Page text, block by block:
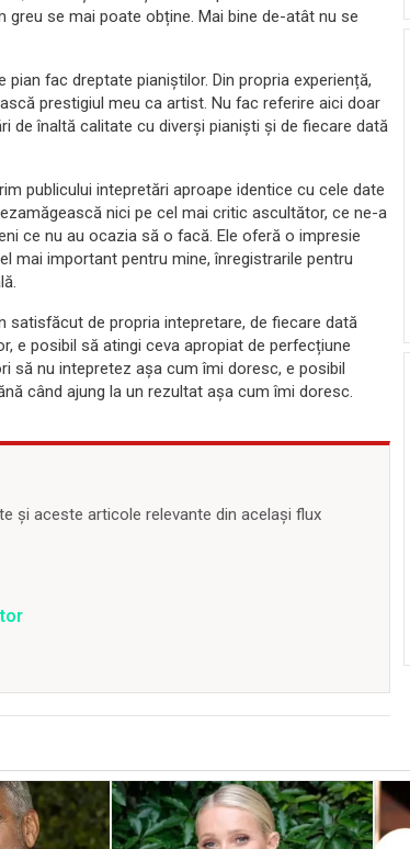
greu se mai poate obține. Mai bine de-atât nu se
fac dreptate pianiștilor. Din propria experiență,
prestigiul meu ca artist. Nu fac referire aici doar
de înaltă calitate cu diverși pianiști și de fiecare dată
publicului intepretări aproape identice cu cele date
nici pe cel mai critic ascultător, ce ne-a
ce nu au ocazia să o facă. Ele oferă o impresie
mai important pentru mine, înregistrarile pentru
satisfăcut de propria intepretare, de fiecare dată
e posibil să atingi ceva apropiat de perfecțiune
să nu intepretez așa cum îmi doresc, e posibil
când ajung la un rezultat așa cum îmi doresc.
și aceste articole relevante din același flux